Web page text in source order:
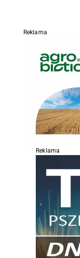
Reklama
Reklama